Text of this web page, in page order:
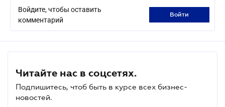
Войдите, чтобы оставить
комментарий
войти
Читайте нас в соцсетях.
Подпишитесь, чтоб быть в курсе всех бизнес-
новостей.